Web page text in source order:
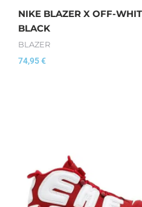
NIKE BLAZER X OFF-
BLACK
BLAZER
74,95€